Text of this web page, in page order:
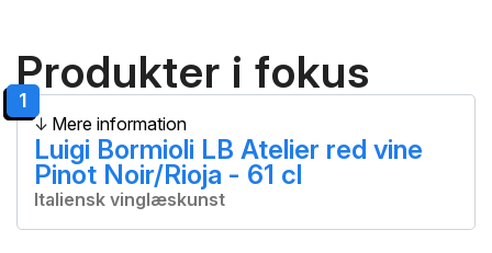
Produkter i fokus
1
Italiensk vinglæskunst
Luigi Bormioli LB Atelier red vine
Pinot Noir/Rioja - 61 cl
Mere information